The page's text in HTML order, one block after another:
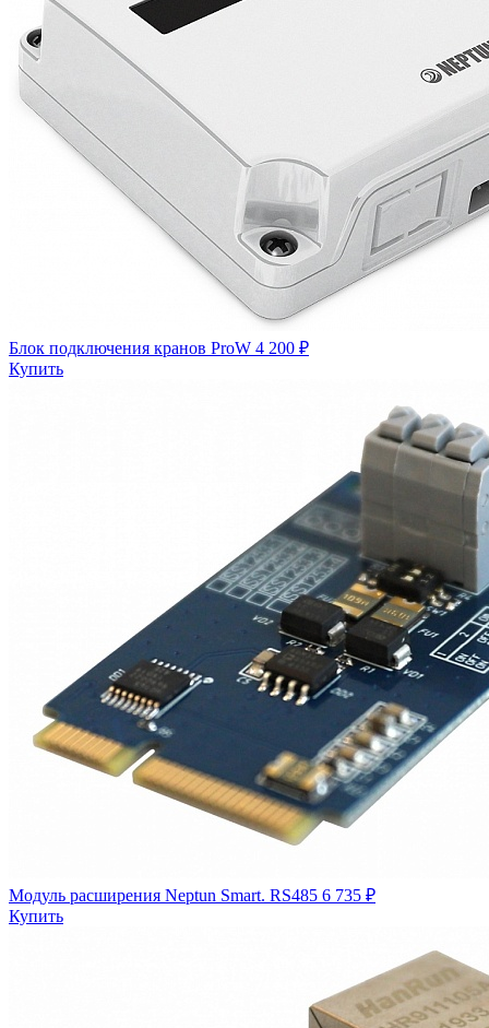
Блок подключения кранов ProW 4 200 ₽
Купить
Модуль расширения Neptun Smart. RS485 6 735 ₽
Купить